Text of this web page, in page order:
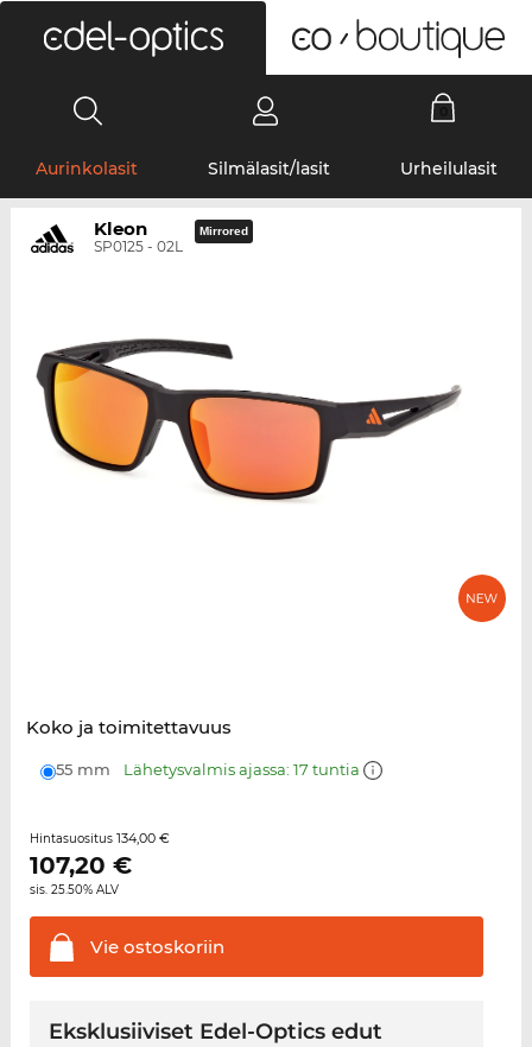
Aurinkolasit Silmälasit/lasit Urheilulasit
Kleon
SP0125 - 02L
Mirrored
Koko ja toimitettavuus
55 mm Lähetysvalmis ajassa: 17 tuntia
Hintasuositus 134,00 €
107,20 €
sis. 25.50% ALV
Vieostoskoriin
Eksklusiiviset Edel-Optics edut